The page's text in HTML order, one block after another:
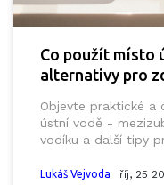
Co použít místo
alternativy pro
Objevte praktické a
ústní vodě -
vodíku a další tipy
Lukáš Vejvoda říj, 25